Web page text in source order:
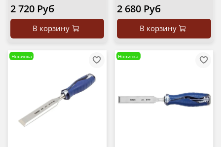
2 720 Руб
В корзину
2 680 Руб
В корзину
Новинка Новинка